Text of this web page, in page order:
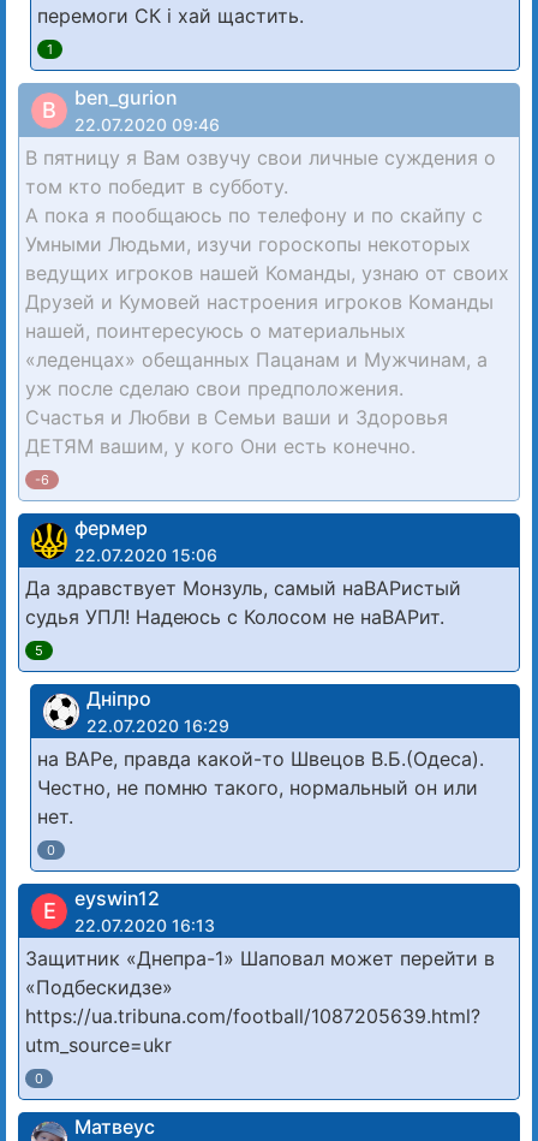
перемоги СК і хай щастить.
1
B ben_gurion
22.07.2020 09:46
В пятницу я Вам озвучу свои личные суждения о
том кто победит в субботу.
А пока я пообщаюсь по телефону и по скайпу с
Умными Людьми, изучи гороскопы некоторых
ведущих игроков нашей Команды, узнаю от своих
Друзей и Кумовей настроения игроков Команды
нашей, поинтересуюсь о материальных
«леденцах» обещанных Пацанам и Мужчинам, а
уж после сделаю свои предположения.
Счастья и Любви в Семьи ваши и Здоровья
ДЕТЯМ вашим, у кого Они есть конечно.
-6
фермер
22.07.2020 15:06
Да здравствует Монзуль, самый наВАРистый
судья УПЛ! Надеюсь с Колосом не наВАРит.
5
Дніпро
22.07.2020 16:29
на ВАРе, правда какой-то Швецов В.Б.(Одеса).
Честно, не помню такого, нормальный он или
нет.
0
E eyswin12
22.07.2020 16:13
Защитник «Днепра-1» Шаповал может перейти в
«Подбескидзе»
https://ua.tribuna.com/football/1087205639.html?
utm_source=ukr
0
Матвеус